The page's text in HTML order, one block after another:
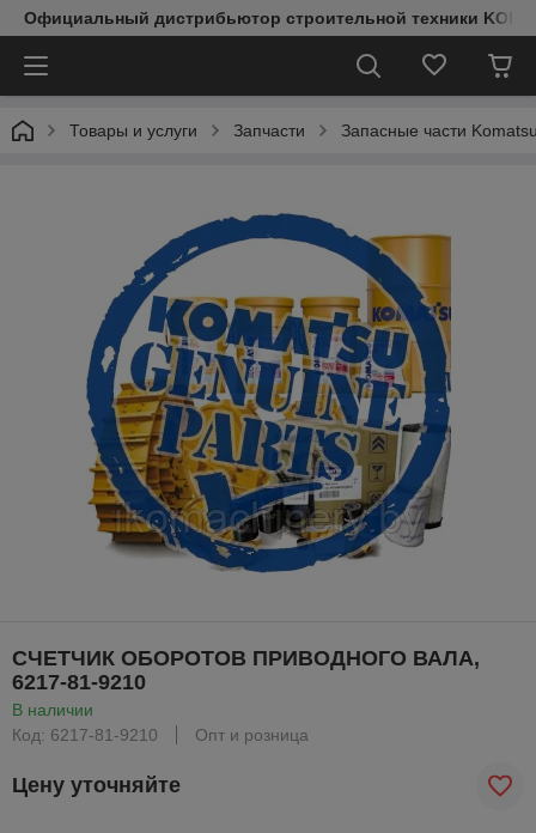
Официальный дистрибьютор строительной техники
Товары и услуги Запчасти Запасные части
СЧЕТЧИК ОБОРОТОВ ПРИВОДНОГО ВАЛА,
6217-81-9210
В наличии
Код: 6217-81-9210
Опт и розница
Цену уточняйте